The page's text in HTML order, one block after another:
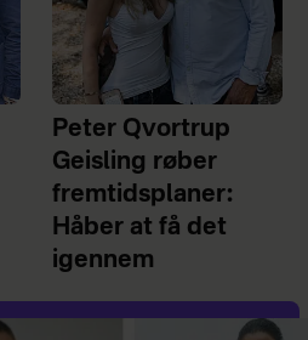
Peter Qvortrup
Geisling røber
fremtidsplaner:
Håber at få det
igennem